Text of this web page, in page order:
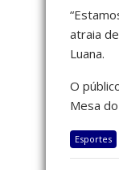
atraia
Luana.
O
Mesa
Esportes